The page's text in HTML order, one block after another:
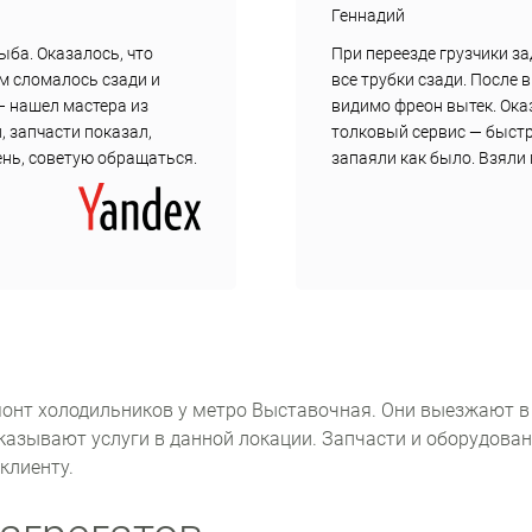
Оказалось, что
сломалось сзади и
нашел мастера из
показал,
советую обращаться.
Геннадий
При переезде грузчики
все трубки сзади. После
видимо фреон вытек.
толковый сервис —
запаяли как было. Взяли
холодильников у метро Выставочная. Они выезжают в
услуги в данной локации. Запчасти и